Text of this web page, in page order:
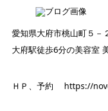
愛知県大府市桃山町５－
大府駅徒歩6分の美容室
ＨＰ、予約 https://